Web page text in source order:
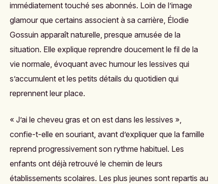
immédiatement touché ses abonnés. Loin de l’image
glamour que certains associent à sa carrière, Élodie
Gossuin apparaît naturelle, presque amusée de la
situation. Elle explique reprendre doucement le fil de la
vie normale, évoquant avec humour les lessives qui
s’accumulent et les petits détails du quotidien qui
reprennent leur place.
« J’ai le cheveu gras et on est dans les lessives »,
confie-t-elle en souriant, avant d’expliquer que la famille
reprend progressivement son rythme habituel. Les
enfants ont déjà retrouvé le chemin de leurs
établissements scolaires. Les plus jeunes sont repartis au